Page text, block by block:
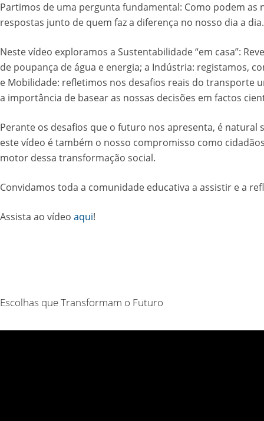
Partimos de uma pergunta fundamental: Como podem
respostas junto de quem faz a diferença no nosso dia a dia.
Neste vídeo exploramos a Sustentabilidade “em casa”:
de poupança de água e energia; a Indústria: registamos,
e Mobilidade: refletimos nos desafios reais do transporte
a importância de basear as nossas decisões em factos
Perante os desafios que o futuro nos apresenta, é
este vídeo é também o nosso compromisso como
motor dessa transformação social.
Convidamos toda a comunidade educativa a assistir e a
Assista ao vídeo aqui!
Escolhas que Transformam o Futuro